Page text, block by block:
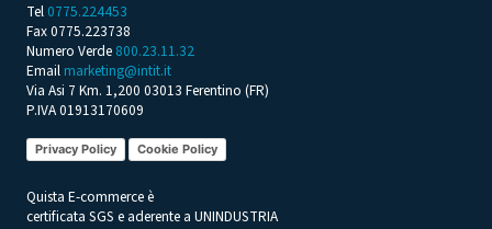
Tel 0775.224453
Fax 0775.223738
Numero Verde 800.23.11.32
Email marketing@intit.it
Via Asi 7 Km. 1,200 03013 Ferentino (FR)
P.IVA 01913170609
Privacy Policy Cookie Policy
Quista E-commerce è
certificata SGS e aderente a UNINDUSTRIA